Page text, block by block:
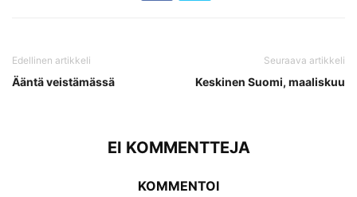
Edellinen artikkeli
Ääntä veistämässä
Seuraava artikkeli
Keskinen Suomi, maaliskuu
EI KOMMENTTEJA
KOMMENTOI